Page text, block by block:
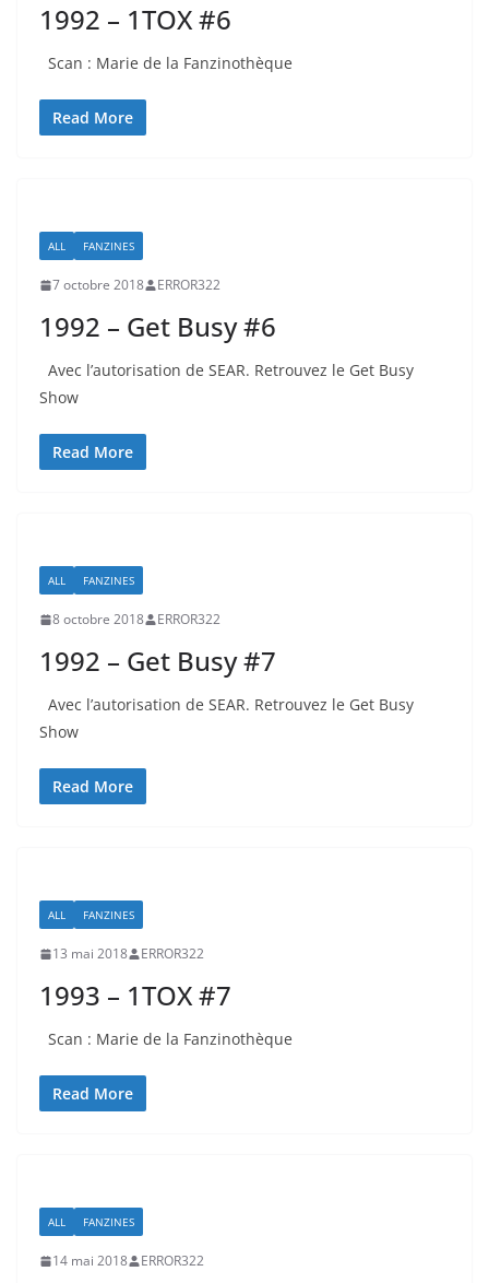
1992 – 1TOX #6
Scan : Marie de la Fanzinothèque
Read More
ALL FANZINES
7 octobre 2018 ERROR322
1992 – Get Busy #6
Avec l’autorisation de SEAR. Retrouvez le Get Busy
Show
Read More
ALL FANZINES
8 octobre 2018 ERROR322
1992 – Get Busy #7
Avec l’autorisation de SEAR. Retrouvez le Get Busy
Show
Read More
ALL FANZINES
13 mai 2018 ERROR322
1993 – 1TOX #7
Scan : Marie de la Fanzinothèque
Read More
ALL FANZINES
14 mai 2018 ERROR322